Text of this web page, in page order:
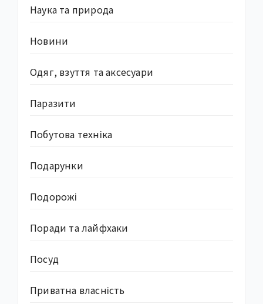
Наука та природа
Новини
Одяг, взуття та аксесуари
Паразити
Побутова техніка
Подарунки
Подорожі
Поради та лайфхаки
Посуд
Приватна власність